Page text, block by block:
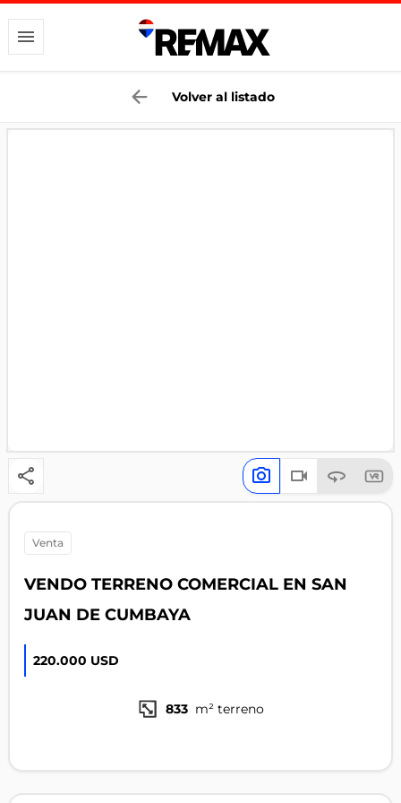
Volver al listado
venta
VENDO TERRENO COMERCIAL EN SAN
JUAN DE CUMBAYA
220.000 USD
833 m² terreno